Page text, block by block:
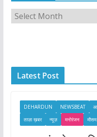
r
e
Latest Post
DEHARDUN NEWSBEAT
ताज़ा ख़बर
न्यूज़ मनोरंजन मौसम